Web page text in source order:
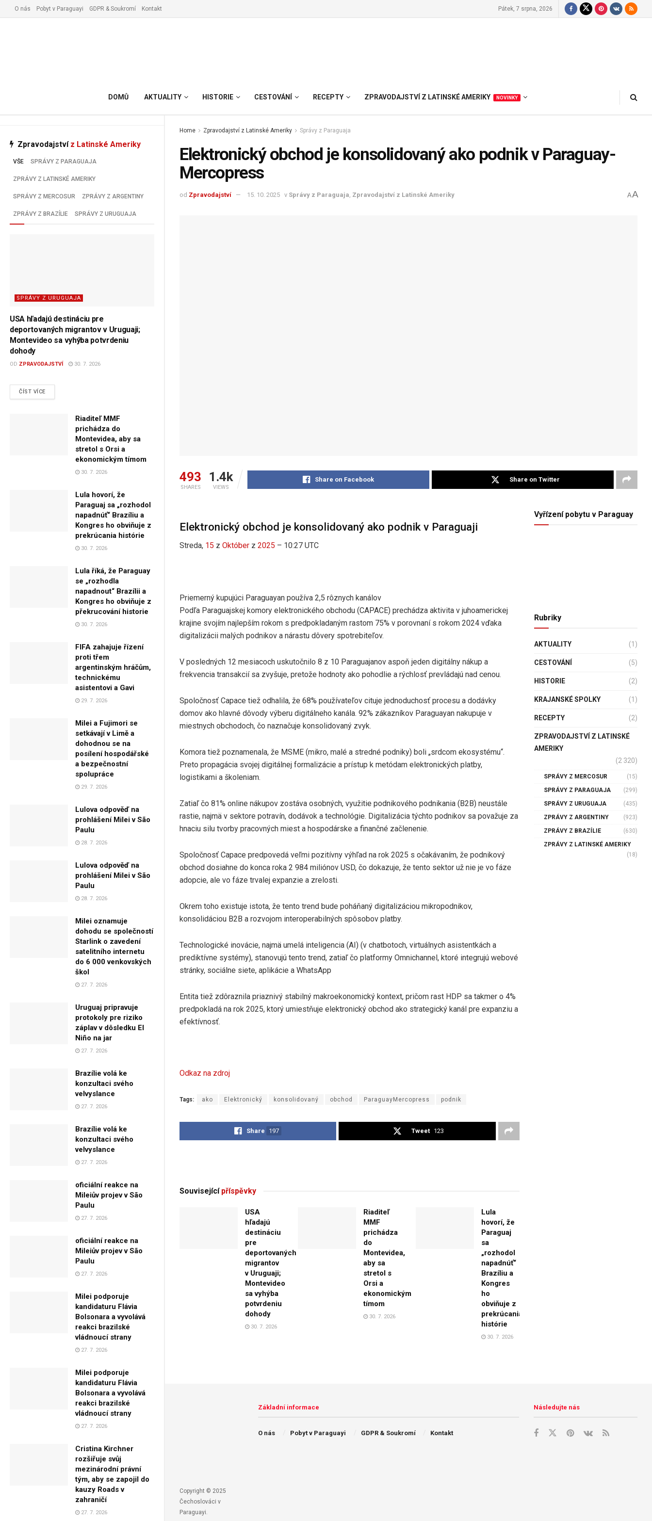
Vyřízení pobytu v Paraguay
Zpravodajství z Latinské Ameriky
VŠE SPRÁVY Z PARAGUAJA
ZPRÁVY Z LATINSKÉ AMERIKY
SPRÁVY Z MERCOSUR ZPRÁVY Z ARGENTINY
ZPRÁVY Z BRAZÍLIE SPRÁVY Z URUGUAJA
SPRÁVY Z URUGUAJA
USA hľadajú destináciu pre
deportovaných migrantov v Uruguaji;
Montevideo sa vyhýba potvrdeniu
dohody
OD ZPRAVODAJSTVÍ 30. 7. 2026
ČÍST VÍCEDETAILS
Riaditeľ MMF
prichádza do
Montevidea, aby sa
stretol s Orsi a
ekonomickým tímom
30. 7. 2026
Lula hovorí, že
Paraguaj sa „rozhodol
napadnúť“ Brazíliu a
Kongres ho obviňuje z
prekrúcania histórie
30. 7. 2026
Lula říká, že Paraguay
se „rozhodla
napadnout“ Brazílii a
Kongres ho obviňuje z
překrucování historie
30. 7. 2026
FIFA zahajuje řízení
proti třem
argentinským hráčům,
technickému
asistentovi a Gavi
29. 7. 2026
Milei a Fujimori se
setkávají v Limě a
dohodnou se na
posílení hospodářské
a bezpečnostní
spolupráce
29. 7. 2026
Lulova odpověď na
prohlášení Milei v São
Paulu
28. 7. 2026
Lulova odpověď na
prohlášení Milei v São
Paulu
28. 7. 2026
Milei oznamuje
dohodu se společností
Starlink o zavedení
satelitního internetu
do 6 000 venkovských
škol
27. 7. 2026
Uruguaj pripravuje
protokoly pre riziko
záplav v dôsledku El
Niño na jar
27. 7. 2026
Brazílie volá ke
konzultaci svého
velvyslance
27. 7. 2026
Brazílie volá ke
konzultaci svého
velvyslance
27. 7. 2026
oficiální reakce na
Mileiův projev v São
Paulu
27. 7. 2026
oficiální reakce na
Mileiův projev v São
Paulu
27. 7. 2026
Milei podporuje
kandidaturu Flávia
Bolsonara a vyvolává
reakci brazilské
vládnoucí strany
27. 7. 2026
Milei podporuje
kandidaturu Flávia
Bolsonara a vyvolává
reakci brazilské
vládnoucí strany
27. 7. 2026
Cristina Kirchner
rozšiřuje svůj
mezinárodní právní
tým, aby se zapojil do
kauzy Roads v
zahraničí
27. 7. 2026
O nás Pobyt v Paraguayi GDPR & Soukromí Kontakt Pátek, 7 srpna, 2026
DOMŮ AKTUALITY HISTORIE CESTOVÁNÍ RECEPTY ZPRAVODAJSTVÍ Z LATINSKÉ AMERIKY NOVINKY
Home Zpravodajství z Latinské Ameriky Správy z Paraguaja
Elektronický obchod je konsolidovaný ako podnik v Paraguay-
Mercopress
od Zpravodajství 15. 10. 2025 v Správy z Paraguaja, Zpravodajství z Latinské Ameriky AA
493
SHARES
1.4k
VIEWS
Share on Facebook Share on Twitter
Elektronický obchod je konsolidovaný ako podnik v Paraguaji
Streda, 15 z Október z 2025 – 10:27 UTC
Priemerný kupujúci Paraguayan používa 2,5 rôznych kanálov
Podľa Paraguajskej komory elektronického obchodu (CAPACE) prechádza aktivita v juhoamerickej
krajine svojím najlepším rokom s predpokladaným rastom 75% v porovnaní s rokom 2024 vďaka
digitalizácii malých podnikov a nárastu dôvery spotrebiteľov.
V posledných 12 mesiacoch uskutočnilo 8 z 10 Paraguajanov aspoň jeden digitálny nákup a
frekvencia transakcií sa zvyšuje, pretože hodnoty ako pohodlie a rýchlosť prevládajú nad cenou.
Spoločnosť Capace tiež odhalila, že 68% používateľov cituje jednoduchosť procesu a dodávky
domov ako hlavné dôvody výberu digitálneho kanála. 92% zákazníkov Paraguayan nakupuje v
miestnych obchodoch, čo naznačuje konsolidovaný zvyk.
Komora tiež poznamenala, že MSME (mikro, malé a stredné podniky) boli „srdcom ekosystému“.
Preto propagácia svojej digitálnej formalizácie a prístup k metódam elektronických platby,
logistikami a školeniam.
Zatiaľ čo 81% online nákupov zostáva osobných, využitie podnikového podnikania (B2B) neustále
rastie, najmä v sektore potravín, dodávok a technológie. Digitalizácia týchto podnikov sa považuje za
hnaciu silu tvorby pracovných miest a hospodárske a finančné začlenenie.
Spoločnosť Capace predpovedá veľmi pozitívny výhľad na rok 2025 s očakávaním, že podnikový
obchod dosiahne do konca roka 2 984 miliónov USD, čo dokazuje, že tento sektor už nie je vo fáze
adopcie, ale vo fáze trvalej expanzie a zrelosti.
Okrem toho existuje istota, že tento trend bude poháňaný digitalizáciou mikropodnikov,
konsolidáciou B2B a rozvojom interoperabilných spôsobov platby.
Technologické inovácie, najmä umelá inteligencia (AI) (v chatbotoch, virtuálnych asistentkách a
prediktívne systémy), stanovujú tento trend, zatiaľ čo platformy Omnichannel, ktoré integrujú webové
stránky, sociálne siete, aplikácie a WhatsApp
Entita tiež zdôraznila priaznivý stabilný makroekonomický kontext, pričom rast HDP sa takmer o 4%
predpokladá na rok 2025, ktorý umiestňuje elektronický obchod ako strategický kanál pre expanziu a
efektívnosť.
Odkaz na zdroj
Tags: ako Elektronický konsolidovaný obchod ParaguayMercopress podnik
Share 197 Tweet 123
Souvisejícípříspěvky
USA
hľadajú
destináciu
pre
deportovaných
migrantov
v Uruguaji;
Montevideo
sa vyhýba
potvrdeniu
dohody
30. 7. 2026
Riaditeľ
MMF
prichádza
do
Montevidea,
aby sa
stretol s
Orsi a
ekonomickým
tímom
30. 7. 2026
Lula
hovorí, že
Paraguaj
sa
„rozhodol
napadnúť“
Brazíliu a
Kongres
ho
obviňuje z
prekrúcania
histórie
30. 7. 2026
Vyřízení pobytu v Paraguay
Rubriky
AKTUALITY (1)
CESTOVÁNÍ (5)
HISTORIE (2)
KRAJANSKÉ SPOLKY (1)
RECEPTY (2)
ZPRAVODAJSTVÍ Z LATINSKÉ
AMERIKY
(2 320)
SPRÁVY Z MERCOSUR
(15)
SPRÁVY Z PARAGUAJA
(299)
SPRÁVY Z URUGUAJA
(435)
ZPRÁVY Z ARGENTINY
(923)
ZPRÁVY Z BRAZÍLIE
(630)
ZPRÁVY Z LATINSKÉ AMERIKY
(18)
Copyright © 2025
Čechoslováci v
Paraguayi.
Základní informace
O nás Pobyt v Paraguayi GDPR & Soukromí Kontakt
Následujte nás